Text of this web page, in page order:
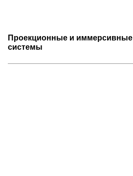
Проекционные и иммерсивные
системы